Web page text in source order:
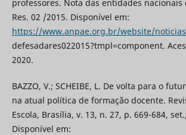
professores. Nota das entidades nacionais
Res. 02 /2015. Disponível em:
https://www.anpae.org.br/website/
defesadares022015?tmpl=component.
2020.
BAZZO, V.; SCHEIBE, L. De volta para o
na atual política de formação docente.
Escola, Brasília, v. 13, n. 27, p. 669-684,
Disponível em: